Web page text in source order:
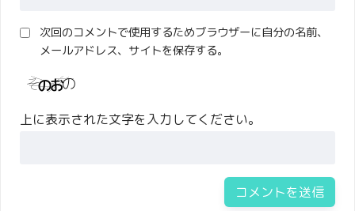
次回のコメントで使用するためブラウザーに自分の名前、
メールアドレス、サイトを保存する。
上に表示された文字を入力してください。